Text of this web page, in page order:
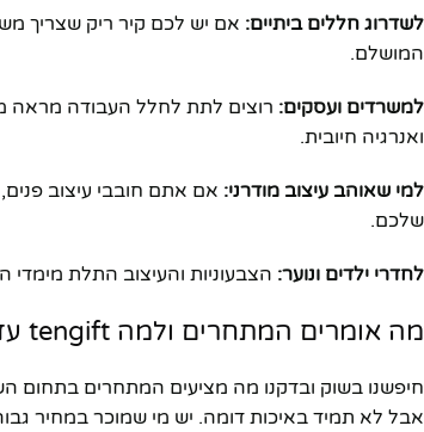
לשדרוג חללים ביתיים: אם יש לכם קיר ריק שצריך
המושלם.
למשרדים ועסקים: רוצים לתת לחלל העבודה מראה
ואנרגיה חיובית.
למי שאוהב עיצוב מודרני: אם אתם חובבי עיצוב
שלכם.
לחדרי ילדים ונוער: הצבעוניות והעיצוב התלת מימדי
מה אומרים המתחרים ולמה tengift עדיפה?
חיפשנו בשוק ובדקנו מה מציעים המתחרים בתחום
אבל לא תמיד באיכות דומה. יש מי שמוכר במחיר